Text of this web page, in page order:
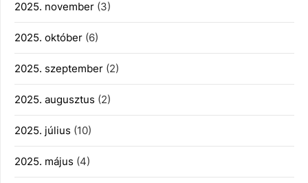
2025. november (3)
2025. október (6)
2025. szeptember (2)
2025. augusztus (2)
2025. július (10)
2025. május (4)